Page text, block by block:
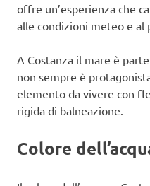
offre un’esperienza che
alle condizioni meteo e al
A Costanza il mare è
non sempre è
elemento da vivere con
rigida di balneazione.
Colore